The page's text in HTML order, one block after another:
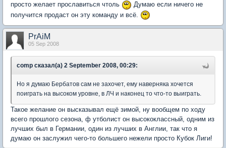
просто желает прославиться чтоль
Думаю если ничего не
получится продаст он эту команду и всё.
PrAiM
05 Sep 2008
comp сказал(а) 2 September 2008, 00:29:
Но я думаю Бербатов сам не захочет, ему наверняка хочется
поиграть на высоком уровне, в ЛЧ и наконец то что-то выиграть.
Такое желание он высказывал ещё зимой, ну вообщем по ходу
всего прошлого сезона, ф утболист он высококлассный, одним из
лучших был в Германии, один из лучших в Англии, так что я
думаю он заслужил чего-то большего нежели просто Кубок Лиги!